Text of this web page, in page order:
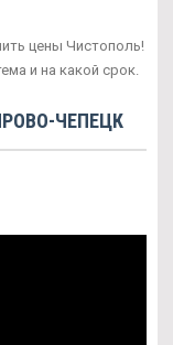
цены Чистополь!
и на какой срок.
ЧЕПЕЦК